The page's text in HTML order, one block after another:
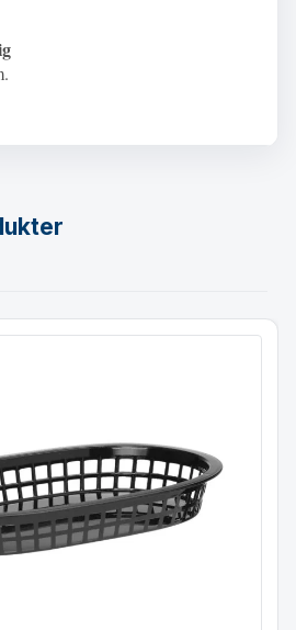
Kurv
Sett med 6 stk